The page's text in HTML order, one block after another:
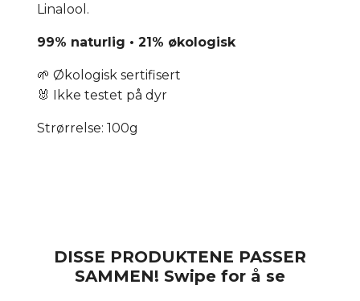
Linalool.
99% naturlig • 21% økologisk
🌱 Økologisk sertifisert
🐰 Ikke testet på dyr
Strørrelse: 100g